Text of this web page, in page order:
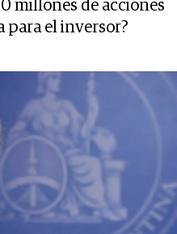
millones de acciones
para el inversor?